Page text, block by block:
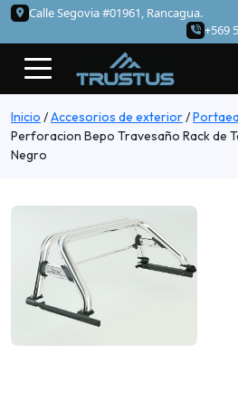
Calle Segovia #01961, Rancagua.
+569
Inicio /Accesorios de exterior/
Perforacion Bepo Travesaño Rack de
Negro